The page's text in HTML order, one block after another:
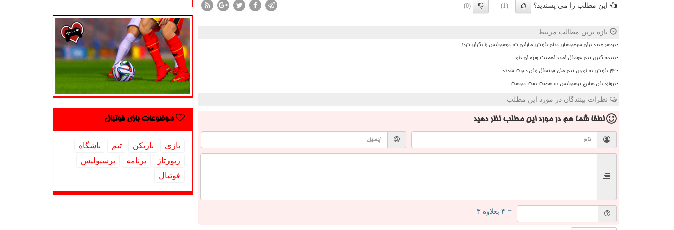
این مطلب را می پسندید؟ (1)
(0)
تازه ترین مطالب مرتبط
دردسر جدید برای سرخپوشان پیام بازیکن مازادی که پرسپولیس را نگران کرد!
نتیجه گیری تیم فوتبال امید اهمیت ویژه ای دارد
۲۴ بازیکن به اردوی تیم ملی فوتسال زنان دعوت شدند
دروازه بان سابق پرسپولیس به صنعت نفت پیوست
نظرات بینندگان در مورد این مطلب
لطفا شما همدر مورد این مطلب نظر دهید
= ۴ بعلاوه ۳
موضوعات بازی فوتبال
بازی بازیكن تیم
باشگاه
رپورتاژ
برنامه
پرسپولیس
فوتبال